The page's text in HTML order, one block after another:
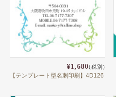
¥1,680(税別)
【テンプレート型名刺印刷】4D126